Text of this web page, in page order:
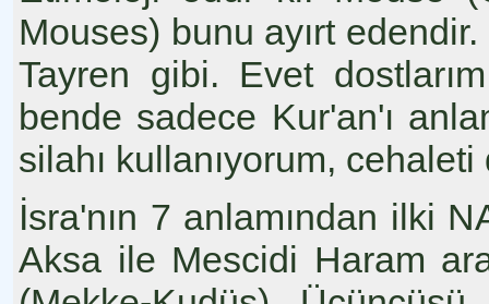
Mouses) bunu ayırt
Tayren gibi. Evet
bende sadece Kur'an'ı
silahı kullanıyorum, cehaleti
İsra'nın 7 anlamından ilki
Aksa ile Mescidi Haram